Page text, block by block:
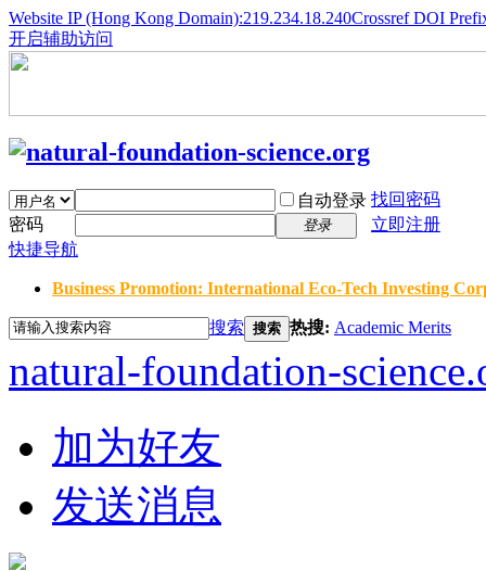
Website IP (Hong Kong Domain):219.234.18.240Crossref DOI
开启辅助访问
自动登录 找回密码
密码
登录
立即注册
快捷导航
Business Promotion: International Eco-Tech Investing
搜索 搜索 热搜: Academic Merits
natural-foundation-
加为好友
发送消息